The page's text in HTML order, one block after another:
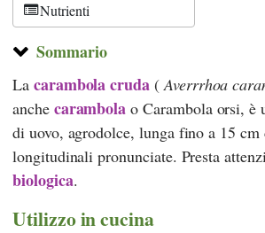
Nutrienti
Sommario
La carambola cruda ( Averrrhoa
anche carambola o Carambola orsi, è
di uovo, agrodolce, lunga fino a 15 cm
longitudinali pronunciate. Presta
biologica.
Utilizzo in cucina